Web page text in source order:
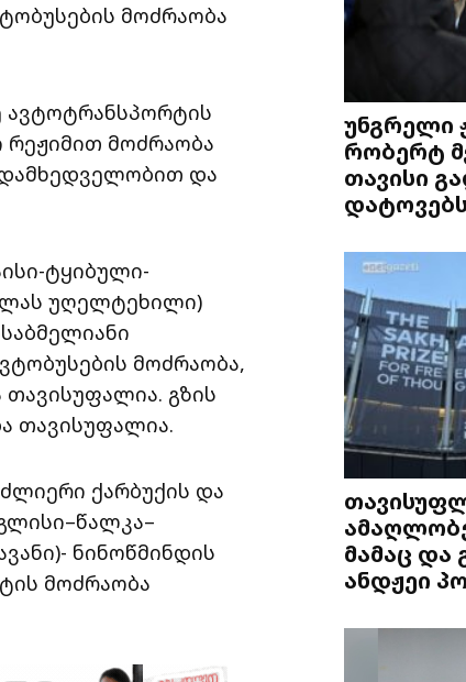
მოძრაობა
ავტოტრანსპორტის
მოძრაობა
და
ტყიბული-
უღელტეხილი)
მოძრაობა,
გზის
თავისუფალია.
ქარბუქის და
ნინოწმინდის
მოძრაობა
უნგრელი
რობერტ
თავისი
მამაც და
ანდჟეი